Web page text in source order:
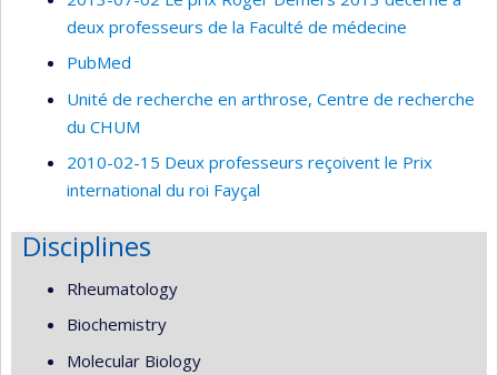
deux professeurs de la Faculté de médecine
PubMed
Unité de recherche en arthrose, Centre de recherche
du CHUM
2010-02-15 Deux professeurs reçoivent le Prix
international du roi Fayçal
Disciplines
Rheumatology
Biochemistry
Molecular Biology